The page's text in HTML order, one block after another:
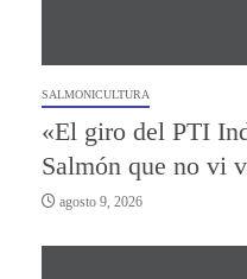
SALMONICULTURA
«El giro del PTI
Salmón que no vi
agosto 9, 2026